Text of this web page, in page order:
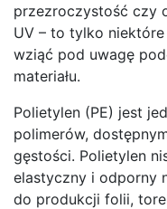
przezroczystość czy
UV – to tylko
wziąć pod uwagę
materiału.
Polietylen (PE) jest
polimerów,
gęstości. Polietylen
elastyczny i odporny
do produkcji folii,